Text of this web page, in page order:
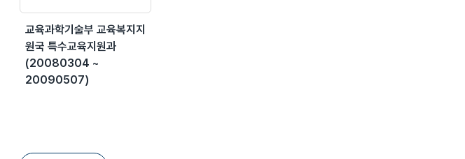
교육과학기술부 교육복지지
원국 특수교육지원과
(20080304 ~
20090507)